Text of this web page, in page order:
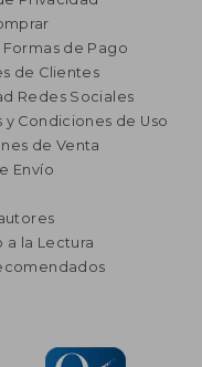
Formas de Pago
de Clientes
Redes Sociales
y Condiciones de Uso
de Venta
Envío
a la Lectura